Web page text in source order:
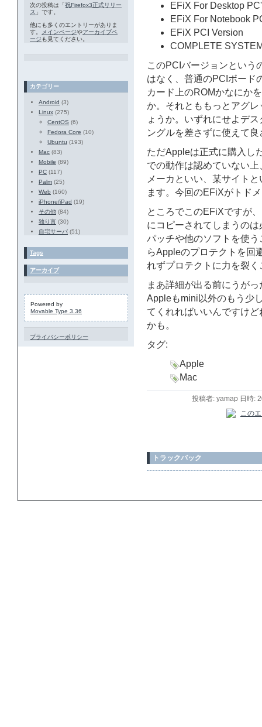
EFiX For Desktop
EFiX For Notebook
EFiX PCI Version
COMPLETE
このPCIバージョンという
はなく、普通のPCIボード
カード上のROMかなにか
か。それとももっとアグ
ょうか。いずれにせよデ
ングルを差さずに使えて
ただAppleは正式に購入し
での動作は認めていない
メーカといい、某サイト
ます。今回のEFiXがトド
ところでこのEFiXですが
にコピーされてしまうの
パッチや他のソフトを使
らAppleのプロテクトを回
れずプロテクトに力を裂く
まあ詳細が出る前にうが
Appleもmini以外のもう少
てくれればいいんですけ
かも。
タグ:
Apple
Mac
投稿者: yamap 日時:
トラックバック
次の投稿は「祝Firefox3正式リリー
ス 」です。
他にも多くのエントリーがありま
す。
メインページやアーカイブペ
ージ も見てください。
カテゴリー
Android (3)
Linux (275)
CentOS (6)
Fedora Core (10)
Ubuntu (193)
Mac (83)
Mobile (89)
PC (117)
Palm (25)
Web (160)
iPhone/iPad (19)
その他 (84)
独り言 (30)
自宅サーバ (51)
Tags
アーカイブ
Powered by
Movable Type 3.36
プライバシーポリシー